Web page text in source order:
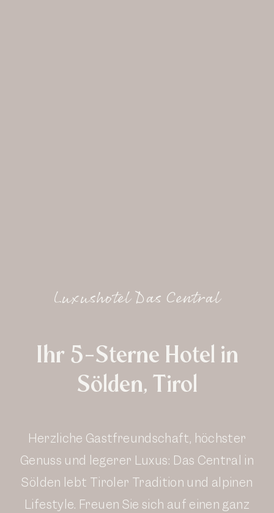
Luxushotel Das Central
Ihr 5-Sterne Hotel in
Sölden, Tirol
Herzliche Gastfreundschaft, höchster
Genuss und legerer Luxus: Das Central in
Sölden lebt Tiroler Tradition und alpinen
Lifestyle. Freuen Sie sich auf einen ganz